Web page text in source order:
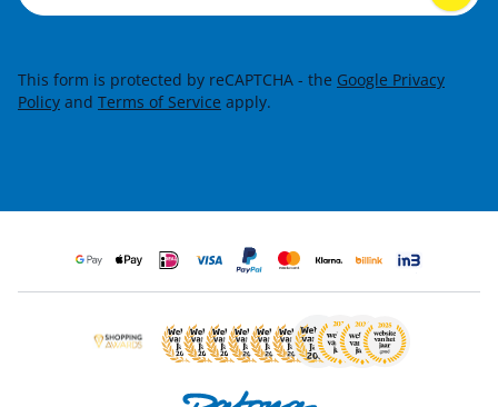
This form is protected by reCAPTCHA - the Google Privacy
Policy and Terms of Service apply.